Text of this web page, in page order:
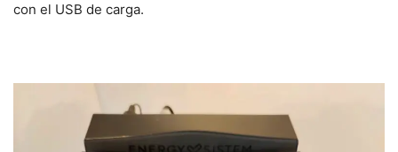
con el USB de carga.